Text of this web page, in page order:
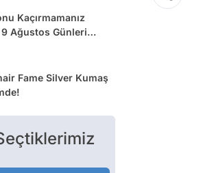
Kaçırmamanız
Ağustos Günleri
Fame Silver Kumaş